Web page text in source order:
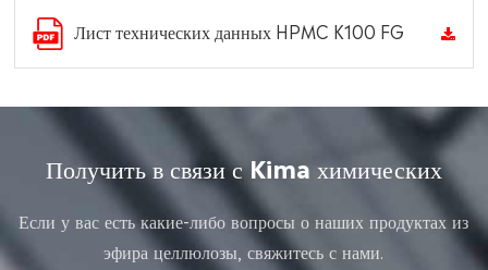
Лист технических данных HPMC K100 FG
Получить в связи с Kima химических
Если у вас есть какие-либо вопросы о наших продуктах из
эфира целлюлозы, свяжитесь с нами.